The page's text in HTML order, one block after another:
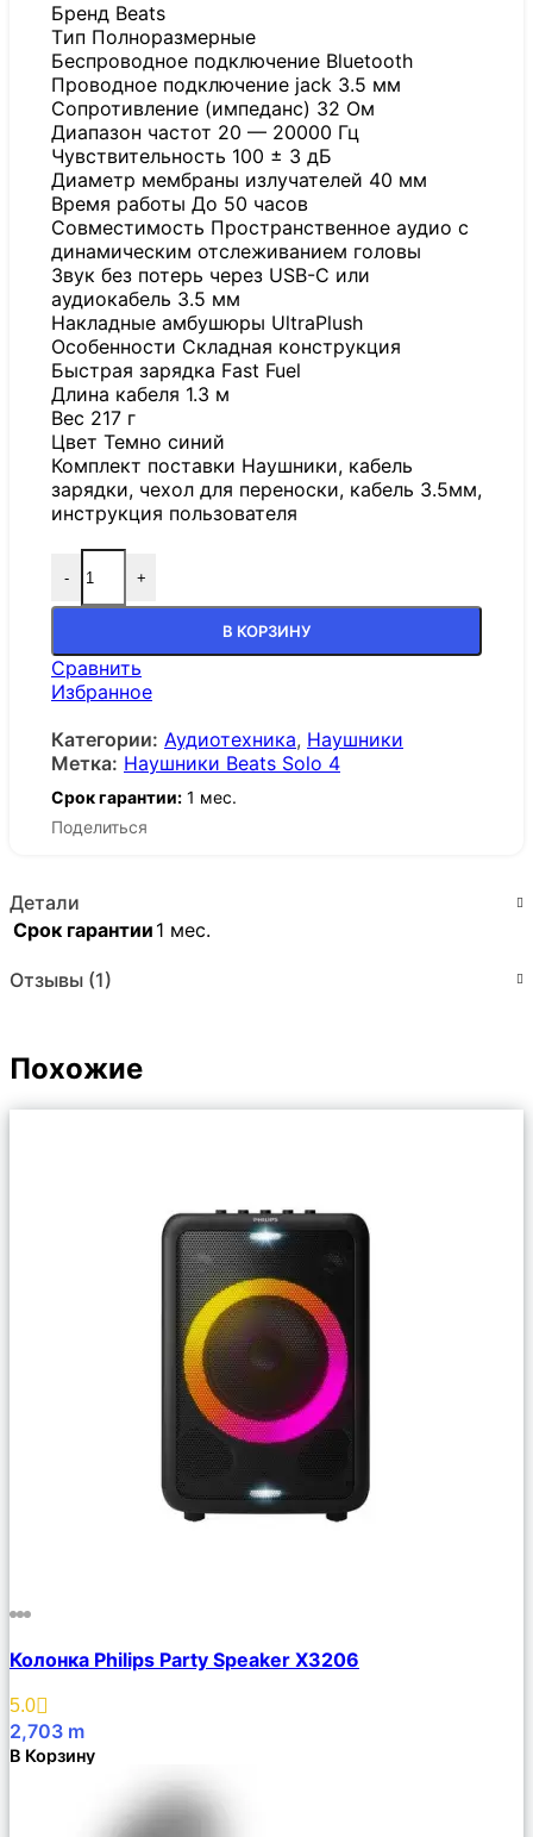
Бренд Beats
Tип Полноразмерные
Беспроводное подключение Bluetooth
Проводное подключение jack 3.5 мм
Сопротивление (импеданс) 32 Ом
Диапазон частот 20 — 20000 Гц
Чувствительность 100 ± 3 дБ
Диаметр мембраны излучателей 40 мм
Время работы До 50 часов
Совместимость Пространственное аудио с
динамическим отслеживанием головы
Звук без потерь через USB-C или
аудиокабель 3.5 мм
Накладные амбушюры UltraPlush
Особенности Складная конструкция
Быстрая зарядка Fast Fuel
Длина кабеля 1.3 м
Вес 217 г
Цвет Темно синий
Комплект поставки Наушники, кабель
зарядки, чехол для переноски, кабель 3.5мм,
инструкция пользователя
- +
В КОРЗИНУ
Сравнить
Избранное
Категории: Аудиотехника, Наушники
Метка: Наушники Beats Solo 4
Срок гарантии: 1 мес.
Поделиться
Детали
Срок гарантии 1 мес.
Отзывы (1)
Похожие
Описание
Избранное
Колонка Philips Party Speaker X3206
5.0
2,703 m
В Корзину